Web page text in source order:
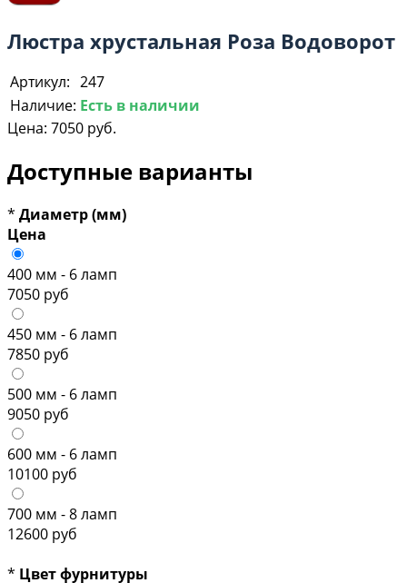
Люстра хрустальная Роза Водоворот
Артикул: 247
Наличие: Есть в наличии
Цена: 7050 руб.
Доступные варианты
* Диаметр (мм)
Цена
400 мм - 6 ламп
7050 руб
450 мм - 6 ламп
7850 руб
500 мм - 6 ламп
9050 руб
600 мм - 6 ламп
10100 руб
700 мм - 8 ламп
12600 руб
* Цвет фурнитуры